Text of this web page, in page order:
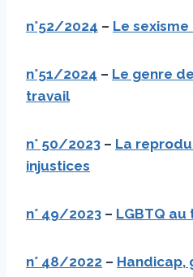
n°52/2024 – Le
n°51/2024 – Le genre
travail
n° 50/2023 – La
injustices
n° 49/2023 – LGBTQ au
n° 48/2022 – Handicap,